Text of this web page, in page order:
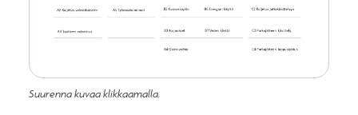
Suurenna kuvaa klikkaamalla.